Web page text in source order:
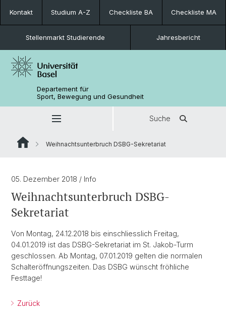
Kontakt Studium A-Z Checkliste BA Checkliste MA
Stellenmarkt Studierende Jahresbericht
Departement für
Sport, Bewegung und Gesundheit
Suche
Weihnachtsunterbruch DSBG-Sekretariat
05. Dezember 2018 / Info
Weihnachtsunterbruch DSBG-
Sekretariat
Von Montag, 24.12.2018 bis einschliesslich Freitag,
04.01.2019 ist das DSBG-Sekretariat im St. Jakob-Turm
geschlossen. Ab Montag, 07.01.2019 gelten die normalen
Schalteröffnungszeiten. Das DSBG wünscht fröhliche
Festtage!
Zurück